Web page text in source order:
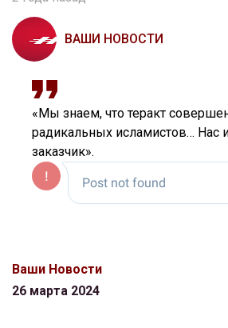
ВАШИ НОВОСТИ
«Мы знаем, что теракт
радикальных исламистов… Нас
заказчик».
Ваши Новости
26 марта 2024